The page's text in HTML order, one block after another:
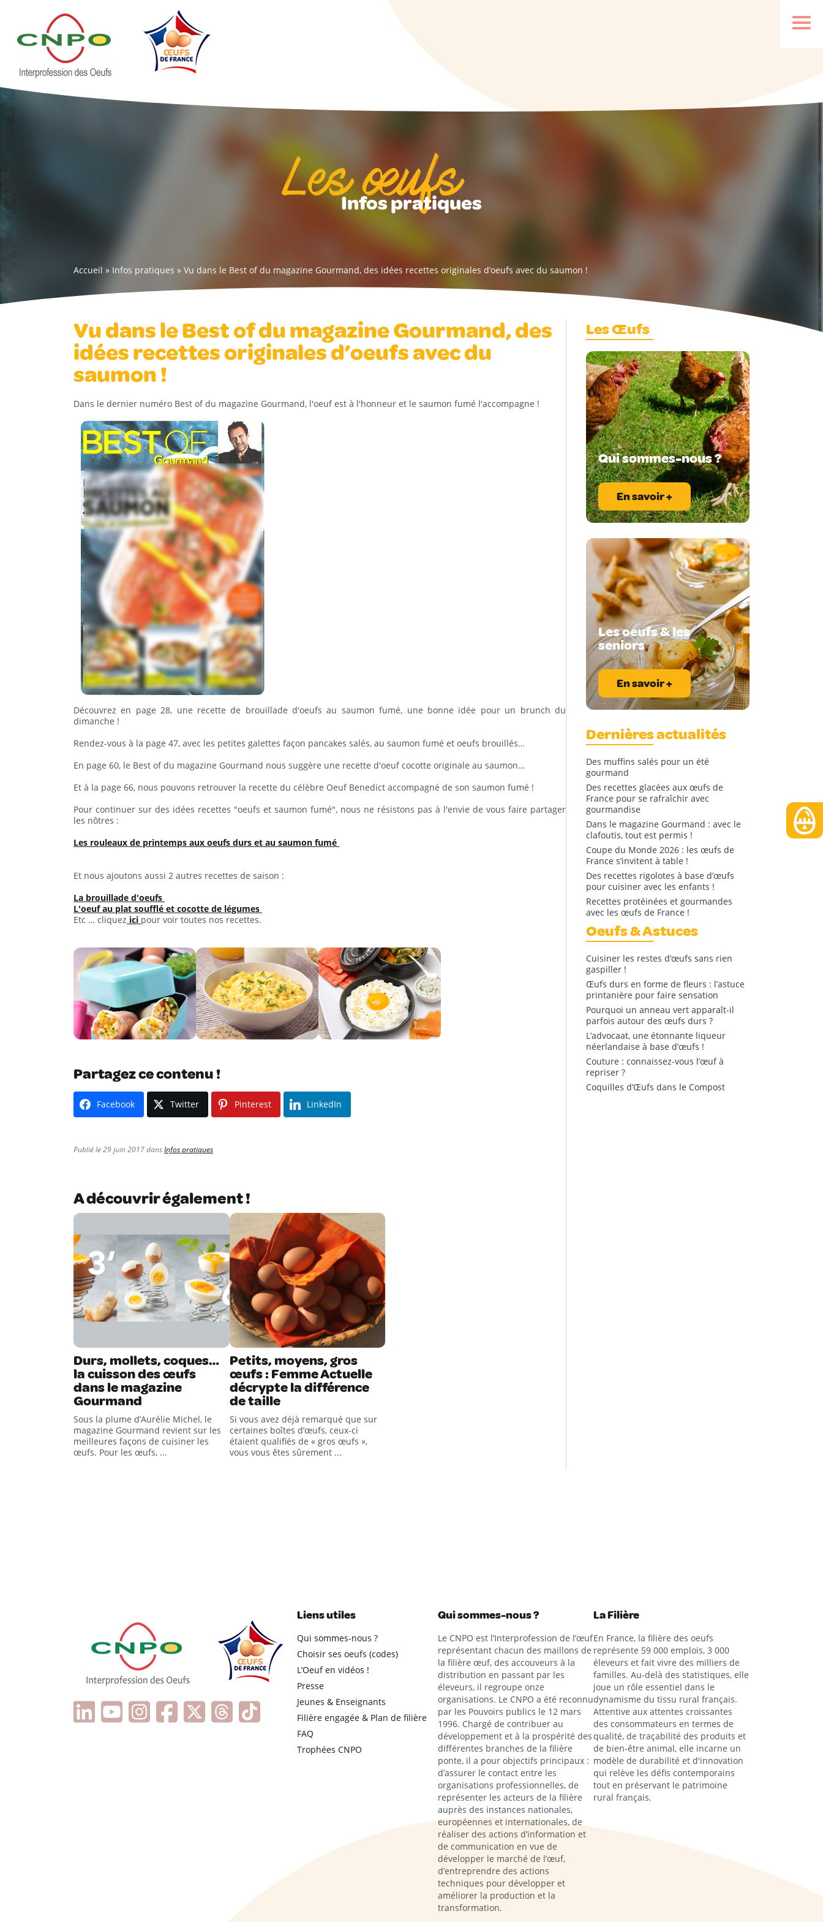
Les œufs
Infos pratiques
Accueil » Infos pratiques » Vu dans le Best of du magazine Gourmand, des idées recettes originales d’oeufs avec du saumon !
Vu dans le Best of du magazine Gourmand, des
idées recettes originales d’oeufs avec du
saumon !
Dans le dernier numéro Best of du magazine Gourmand, l'oeuf est à l'honneur et le saumon fumé l'accompagne !
Découvrez en page 28, une recette de brouillade d'oeufs au saumon fumé, une bonne idée pour un brunch du
dimanche !
Rendez-vous à la page 47, avec les petites galettes façon pancakes salés, au saumon fumé et oeufs brouillés…
En page 60, le Best of du magazine Gourmand nous suggère une recette d'oeuf cocotte originale au saumon…
Et à la page 66, nous pouvons retrouver la recette du célèbre Oeuf Benedict accompagné de son saumon fumé !
Pour continuer sur des idées recettes "oeufs et saumon fumé", nous ne résistons pas à l'envie de vous faire partager
les nôtres :
Les rouleaux de printemps aux oeufs durs et au saumon fumé
Et nous ajoutons aussi 2 autres recettes de saison :
La brouillade d'oeufs
L'oeuf au plat soufflé et cocotte de légumes
Etc … cliquez ici pour voir toutes nos recettes.
Partagez ce contenu !
Facebook Twitter Pinterest LinkedIn
Publié le 29 juin 2017 dansInfos pratiques
A découvrir également !
Durs, mollets, coques…
la cuisson des œufs
dans le magazine
Gourmand
Sous la plume d’Aurélie Michel, le
magazine Gourmand revient sur les
meilleures façons de cuisiner les
œufs. Pour les œufs, ...
Petits, moyens, gros
œufs : Femme Actuelle
décrypte la différence
de taille
Si vous avez déjà remarqué que sur
certaines boîtes d’œufs, ceux-ci
étaient qualifiés de « gros œufs »,
vous vous êtes sûrement ...
Les Œufs
Qui sommes-nous ?
En savoir +
Les oeufs & les
seniors
En savoir +
Dernières actualités
Des muffins salés pour un été
gourmand
Des recettes glacées aux œufs de
France pour se rafraîchir avec
gourmandise
Dans le magazine Gourmand : avec le
clafoutis, tout est permis !
Coupe du Monde 2026 : les œufs de
France s’invitent à table !
Des recettes rigolotes à base d’œufs
pour cuisiner avec les enfants !
Recettes protéinées et gourmandes
avec les œufs de France !
Oeufs & Astuces
Cuisiner les restes d’œufs sans rien
gaspiller !
Œufs durs en forme de fleurs : l’astuce
printanière pour faire sensation
Pourquoi un anneau vert apparaît-il
parfois autour des œufs durs ?
L’advocaat, une étonnante liqueur
néerlandaise à base d’œufs !
Couture : connaissez-vous l’œuf à
repriser ?
Coquilles d’Œufs dans le Compost
Liens utiles
Qui sommes-nous ?
Choisir ses oeufs (codes)
L’Oeuf en vidéos !
Presse
Jeunes & Enseignants
Filière engagée & Plan de filière
FAQ
Trophées CNPO
Qui sommes-nous ?
Le CNPO est l’Interprofession de l’œuf
représentant chacun des maillons de
la filière œuf, des accouveurs à la
distribution en passant par les
éleveurs, il regroupe onze
organisations. Le CNPO a été reconnu
par les Pouvoirs publics le 12 mars
1996. Chargé de contribuer au
développement et à la prospérité des
différentes branches de la filière
ponte, il a pour objectifs principaux :
d’assurer le contact entre les
organisations professionnelles, de
représenter les acteurs de la filière
auprès des instances nationales,
européennes et internationales, de
réaliser des actions d’information et
de communication en vue de
développer le marché de l’œuf,
d’entreprendre des actions
techniques pour développer et
améliorer la production et la
transformation.
La Filière
En France, la filière des oeufs
représente 59 000 emplois, 3 000
éleveurs et fait vivre des milliers de
familles. Au-delà des statistiques, elle
joue un rôle essentiel dans le
dynamisme du tissu rural français.
Attentive aux attentes croissantes
des consommateurs en termes de
qualité, de traçabilité des produits et
de bien-être animal, elle incarne un
modèle de durabilité et d'innovation
qui relève les défis contemporains
tout en préservant le patrimoine
rural français.